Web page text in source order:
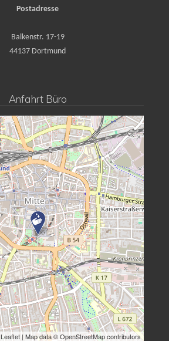
Postadresse
Balkenstr. 17-19
44137 Dortmund
Anfahrt Büro
Leaflet| Map data © OpenStreetMap contributors